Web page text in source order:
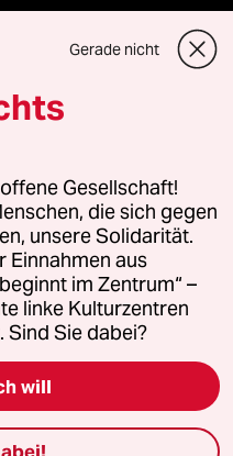
GmbH
oder für Genehmigungen
Richtlinien
Impressum AGB
(Ads)
Gerade nicht
Gesellschaft!
die sich gegen
unsere Solidarität.
Einnahmen aus
im Zentrum“ –
linke Kulturzentren
Sie dabei?
will